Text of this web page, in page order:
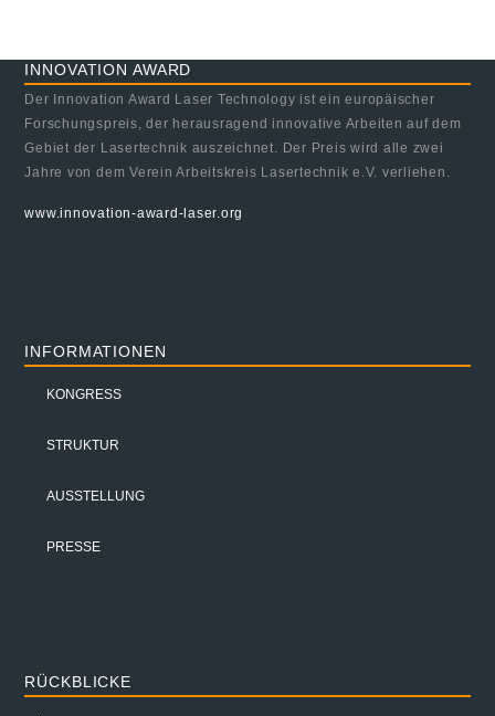
INNOVATION AWARD
Der Innovation Award Laser Technology ist ein europäischer
Forschungspreis, der herausragend innovative Arbeiten auf dem
Gebiet der Lasertechnik auszeichnet. Der Preis wird alle zwei
Jahre von dem Verein Arbeitskreis Lasertechnik e.V. verliehen.
www.innovation-award-laser.org
INFORMATIONEN
KONGRESS
STRUKTUR
AUSSTELLUNG
PRESSE
RÜCKBLICKE